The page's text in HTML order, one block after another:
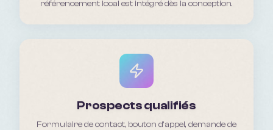
référencement local est intégré dès la conception.
Prospects qualifiés
Formulaire de contact, bouton d'appel, demande de